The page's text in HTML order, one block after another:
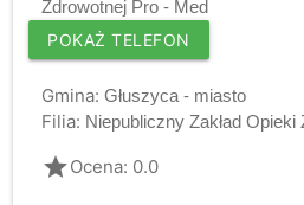
Zdrowotnej Pro - Med
POKAŻ TELEFON
Gmina: Głuszyca - miasto
Filia: Niepubliczny Zakład
gradeOcena: 0.0